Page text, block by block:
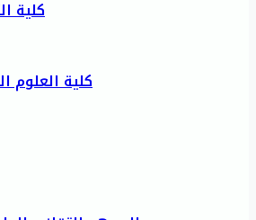
كلية
كلية العلوم